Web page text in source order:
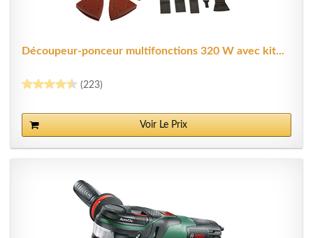
Découpeur-ponceur multifonctions 320 W avec kit...
(223)
Voir Le Prix